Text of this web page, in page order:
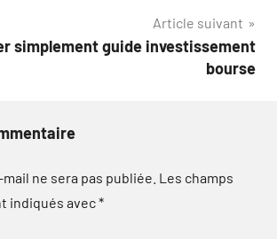
Article suivant
simplement guide investissement
bourse
ne sera pas publiée. Les champs
indiqués avec*